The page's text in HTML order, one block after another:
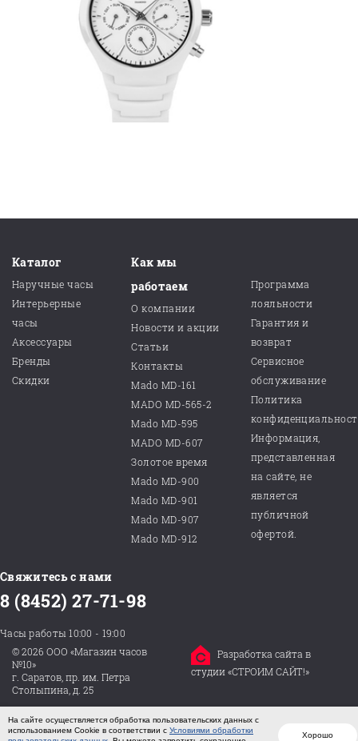
Каталог
Наручные часы
Интерьерные
часы
Аксессуары
Бренды
Скидки
Как мы
работаем
О компании
Новости и акции
Статьи
Контакты
Mado MD-161
MADO MD-565-2
Mado MD-595
MADO MD-607
Золотое время
Mado MD-900
Mado MD-901
Mado MD-907
Mado MD-912
Программа
лояльности
Гарантия и
возврат
Сервисное
обслуживание
Политика
Информация,
представленная
на сайте, не
является
публичной
офертой.
Свяжитесь с нами
8 (8452) 27-71-98
Часы работы 10:00 - 19:00
© 2026 ООО «Магазин часов
№10»
г. Саратов, пр. им. Петра
Столыпина, д. 25
Разработка сайта в
студии «СТРОИМ САЙТ!»
Хорошо
На сайте осуществляется обработка пользовательских данных с
использованием Cookie в соответствии с Условиями обработки